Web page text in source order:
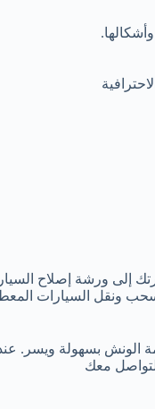
إلى ورشة إصلاح
ونقل السيارات
الونش بسهولة ويسر.
معك